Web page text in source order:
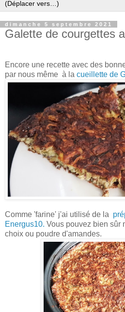
dimanche 5 septembre 2021
Galette de courgettes
Encore une recette avec des
par nous même à la cueillette de
Comme 'farine' j'ai utilisé de la
Energus10. Vous pouvez bien sûr
choix ou poudre d'amandes.